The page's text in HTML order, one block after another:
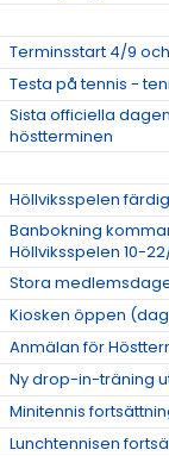
Terminsstart 4/9
Testa på tennis -
Sista officiella
höstterminen
Höllviksspelen
Banbokning
Höllviksspelen 10-
Stora
Kiosken öppen
Anmälan för
Ny drop-in-träning
Minitennis
Lunchtennisen